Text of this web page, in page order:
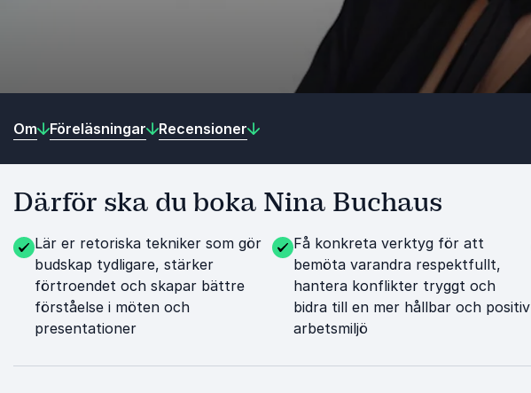
Om Föreläsningar Recensioner
Därför ska du boka Nina Buchaus
Lär er retoriska tekniker som gör
budskap tydligare, stärker
förtroendet och skapar bättre
förståelse i möten och
presentationer
Få konkreta verktyg för att
bemöta varandra respektfullt,
hantera konflikter tryggt och
bidra till en mer hållbar och positiv
arbetsmiljö